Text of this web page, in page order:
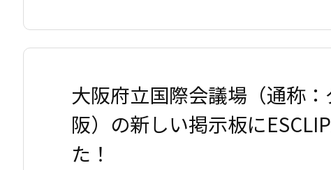
大阪府立国際会議場（通称
阪）の新しい掲示板に
た！